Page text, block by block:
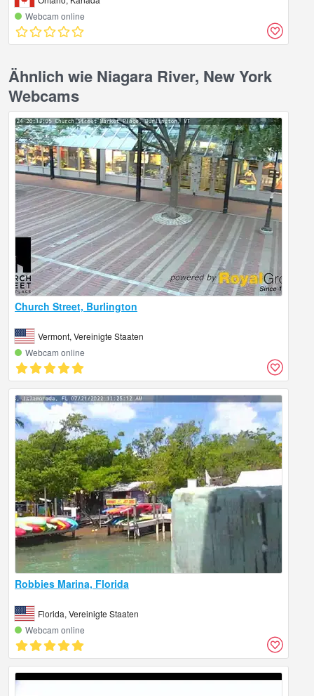
Webcam online
Ähnlich wie Niagara River, New York
Webcams
Church Street, Burlington
Vermont, Vereinigte Staaten
Webcam online
Robbies Marina, Florida
Florida, Vereinigte Staaten
Webcam online